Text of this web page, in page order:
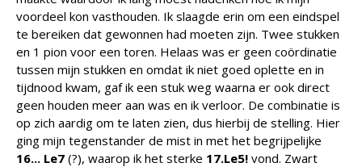
voordeel kon vasthouden. Ik slaagde erin om een eindspel
te bereiken dat gewonnen had moeten zijn. Twee stukken
en 1 pion voor een toren. Helaas was er geen coördinatie
tussen mijn stukken en omdat ik niet goed oplette en in
tijdnood kwam, gaf ik een stuk weg waarna er ook direct
geen houden meer aan was en ik verloor. De combinatie is
op zich aardig om te laten zien, dus hierbij de stelling. Hier
ging mijn tegenstander de mist in met het begrijpelijke
16... Le7 (?), waarop ik het sterke 17.Le5! vond. Zwart